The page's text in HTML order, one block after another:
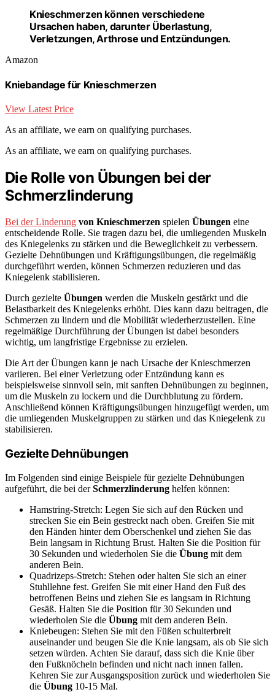
Knieschmerzen können verschiedene
Ursachen haben, darunter Überlastung,
Verletzungen, Arthrose und Entzündungen.
Amazon
Kniebandage für Knieschmerzen
View Latest Price
As an affiliate, we earn on qualifying purchases.
As an affiliate, we earn on qualifying purchases.
Die Rolle von Übungen bei der
Schmerzlinderung
Bei der Linderung von Knieschmerzen spielen Übungen eine
entscheidende Rolle. Sie tragen dazu bei, die umliegenden Muskeln
des Kniegelenks zu stärken und die Beweglichkeit zu verbessern.
Gezielte Dehnübungen und Kräftigungsübungen, die regelmäßig
durchgeführt werden, können Schmerzen reduzieren und das
Kniegelenk stabilisieren.
Durch gezielte Übungen werden die Muskeln gestärkt und die
Belastbarkeit des Kniegelenks erhöht. Dies kann dazu beitragen, die
Schmerzen zu lindern und die Mobilität wiederherzustellen. Eine
regelmäßige Durchführung der Übungen ist dabei besonders
wichtig, um langfristige Ergebnisse zu erzielen.
Die Art der Übungen kann je nach Ursache der Knieschmerzen
variieren. Bei einer Verletzung oder Entzündung kann es
beispielsweise sinnvoll sein, mit sanften Dehnübungen zu beginnen,
um die Muskeln zu lockern und die Durchblutung zu fördern.
Anschließend können Kräftigungsübungen hinzugefügt werden, um
die umliegenden Muskelgruppen zu stärken und das Kniegelenk zu
stabilisieren.
Gezielte Dehnübungen
Im Folgenden sind einige Beispiele für gezielte Dehnübungen
aufgeführt, die bei derSchmerzlinderung helfen können:
Hamstring-Stretch: Legen Sie sich auf den Rücken und
strecken Sie ein Bein gestreckt nach oben. Greifen Sie mit
den Händen hinter dem Oberschenkel und ziehen Sie das
Bein langsam in Richtung Brust. Halten Sie die Position für
30 Sekunden und wiederholen Sie die Übung mit dem
anderen Bein.
Quadrizeps-Stretch: Stehen oder halten Sie sich an einer
Stuhllehne fest. Greifen Sie mit einer Hand den Fuß des
betroffenen Beins und ziehen Sie es langsam in Richtung
Gesäß. Halten Sie die Position für 30 Sekunden und
wiederholen Sie die Übung mit dem anderen Bein.
Kniebeugen: Stehen Sie mit den Füßen schulterbreit
auseinander und beugen Sie die Knie langsam, als ob Sie sich
setzen würden. Achten Sie darauf, dass sich die Knie über
den Fußknöcheln befinden und nicht nach innen fallen.
Kehren Sie zur Ausgangsposition zurück und wiederholen Sie
die Übung 10-15 Mal.